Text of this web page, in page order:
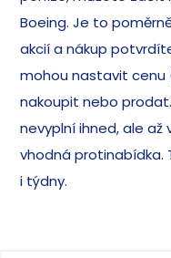
Boeing. Je to
akcií a nákup
mohou nastavit cenu
nakoupit nebo
nevyplní ihned, ale až
vhodná protinabídka.
i týdny.